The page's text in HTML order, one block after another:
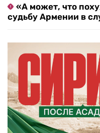
«А может, что
судьбу Армении в